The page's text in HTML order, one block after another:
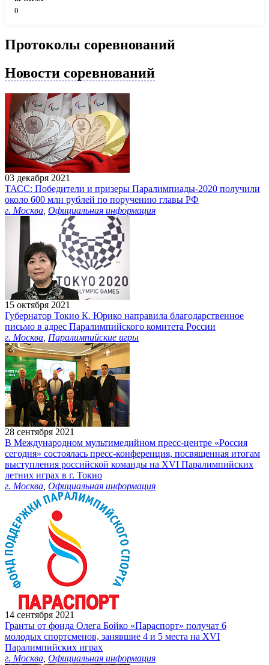
0
Протоколы соревнований
Новости соревнований
03 декабря 2021
ТАСС: Победители и призеры Паралимпиады-2020 получили
около 600 млн рублей по поручению главы РФ
г. Москва Официальная информация
15 октября 2021
Губернатор Токио К. Юрико направила благодарственное
письмо в адрес Паралимпийского комитета России
г. Москва Паралимпийские игры
28 сентября 2021
В Международном мультимедийном пресс-центре «Россия
сегодня» состоялась пресс-конференция, посвященная итогам
выступления российской команды на XVI Паралимпийских
летних играх в г. Токио
г. Москва Официальная информация
14 сентября 2021
Гранты от фонда Олега Бойко «Параспорт» получат 6
молодых спортсменов, занявшие 4 и 5 места на XVI
Паралимпийских играх
г. Москва Официальная информация